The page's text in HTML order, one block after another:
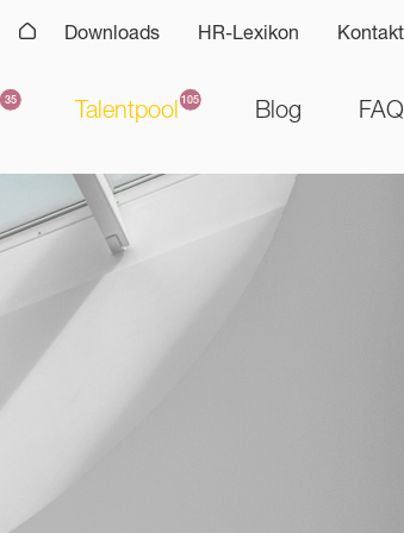
Downloads HR-Lexikon Kontakt
Talentpool Blog FAQ